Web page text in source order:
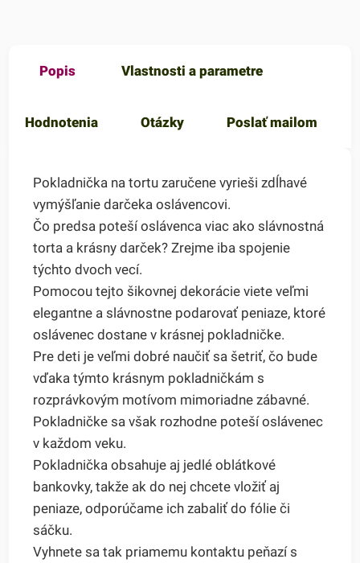
Popis Vlastnosti a parametre
Hodnotenia Otázky Poslať mailom
Pokladnička na tortu zaručene vyrieši zdĺhavé
vymýšľanie darčeka oslávencovi.
Čo predsa poteší oslávenca viac ako slávnostná
torta a krásny darček? Zrejme iba spojenie
týchto dvoch vecí.
Pomocou tejto šikovnej dekorácie viete veľmi
elegantne a slávnostne podarovať peniaze, ktoré
oslávenec dostane v krásnej pokladničke.
Pre deti je veľmi dobré naučiť sa šetriť, čo bude
vďaka týmto krásnym pokladničkám s
rozprávkovým motívom mimoriadne zábavné.
Pokladničke sa však rozhodne poteší oslávenec
v každom veku.
Pokladnička obsahuje aj jedlé oblátkové
bankovky, takže ak do nej chcete vložiť aj
peniaze, odporúčame ich zabaliť do fólie či
sáčku.
Vyhnete sa tak priamemu kontaktu peňazí s